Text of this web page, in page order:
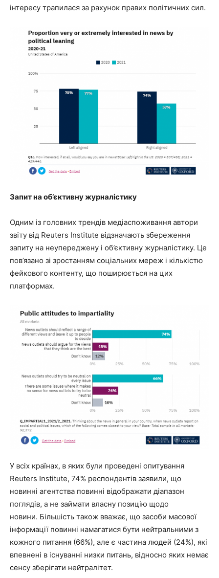
інтересу трапилася за рахунок правих політичних сил.
Запит на об’єктивну журналістику
Одним із головних трендів медіаспоживання автори
звіту від Reuters Institute відзначають збереження
запиту на неупереджену і об’єктивну журналістику. Це
пов’язано зі зростанням соціальних мереж і кількістю
фейкового контенту, що поширюється на цих
платформах.
У всіх країнах, в яких були проведені опитування
Reuters Institute, 74% респондентів заявили, що
новинні агентства повинні відображати діапазон
поглядів, а не займати власну позицію щодо
новини. Більшість також вважає, що засоби масової
інформації повинні намагатися бути нейтральними з
кожного питання (66%), але є частина людей (24%), які
впевнені в існуванні низки питань, відносно яких немає
сенсу зберігати нейтралітет.